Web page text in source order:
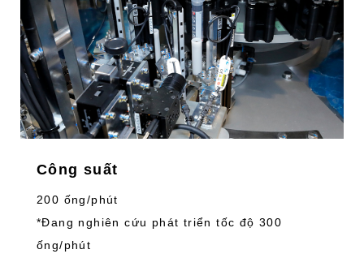
Công suất
200 ống/phút
*Đang nghiên cứu phát triển tốc độ 300
ống/phút